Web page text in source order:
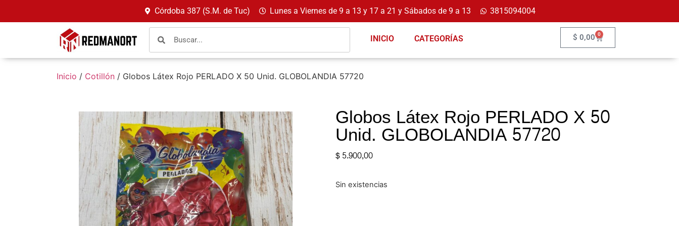
Córdoba 387 (S.M. de Tuc) Lunes a Viernes de 9 a 13 y 17 a 21 y Sábados de 9 a 13 3815094004
INICIO CATEGORÍAS $ 0,00 0
Inicio / Cotillón / Globos Látex Rojo PERLADO X 50 Unid. GLOBOLANDIA 57720
Globos Látex Rojo PERLADO X 50
Unid. GLOBOLANDIA 57720
$5.900,00
Sin existencias